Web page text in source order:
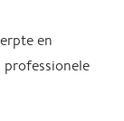
en